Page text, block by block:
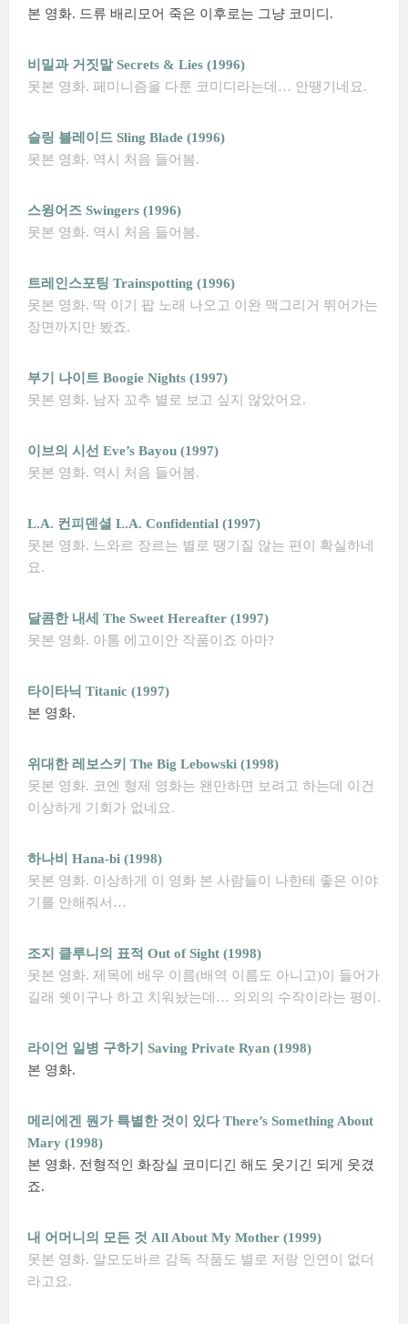
본 영화. 드류 배리모어 죽은 이후로는 그냥 코미디.
비밀과 거짓말 Secrets & Lies (1996)
못본 영화. 페미니즘을 다룬 코미디라는데… 안땡기네요.
슬링 블레이드 Sling Blade (1996)
못본 영화. 역시 처음 들어봄.
스윙어즈 Swingers (1996)
못본 영화. 역시 처음 들어봄.
트레인스포팅 Trainspotting (1996)
못본 영화. 딱 이기 팝 노래 나오고 이완 맥그리거 뛰어가는
장면까지만 봤죠.
부기 나이트 Boogie Nights (1997)
못본 영화. 남자 꼬추 별로 보고 싶지 않았어요.
이브의 시선 Eve’s Bayou (1997)
못본 영화. 역시 처음 들어봄.
L.A. 컨피덴셜 L.A. Confidential (1997)
못본 영화. 느와르 장르는 별로 땡기질 않는 편이 확실하네
요.
달콤한 내세 The Sweet Hereafter (1997)
못본 영화. 아톰 에고이안 작품이죠 아마?
타이타닉 Titanic (1997)
본 영화.
위대한 레보스키 The Big Lebowski (1998)
못본 영화. 코엔 형제 영화는 왠만하면 보려고 하는데 이건
이상하게 기회가 없네요.
하나비 Hana-bi (1998)
못본 영화. 이상하게 이 영화 본 사람들이 나한테 좋은 이야
기를 안해줘서…
조지 클루니의 표적 Out of Sight (1998)
못본 영화. 제목에 배우 이름(배역 이름도 아니고)이 들어가
길래 쉣이구나 하고 치워놨는데… 의외의 수작이라는 평이.
라이언 일병 구하기 Saving Private Ryan (1998)
본 영화.
메리에겐 뭔가 특별한 것이 있다 There’s Something About
Mary (1998)
본 영화. 전형적인 화장실 코미디긴 해도 웃기긴 되게 웃겼
죠.
내 어머니의 모든 것 All About My Mother (1999)
못본 영화. 알모도바르 감독 작품도 별로 저랑 인연이 없더
라고요.